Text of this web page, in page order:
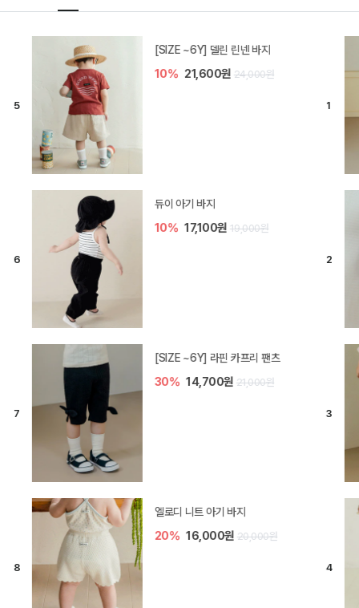
[SIZE ~6Y] 델린 린넨 바지
10% 21,600원 24,000원
듀이 아기 바지
10% 17,100원 19,000원
[SIZE ~6Y] 라핀 카프리 팬츠
30% 14,700원 21,000원
엘로디 니트 아기 바지
20% 16,000원 20,000원